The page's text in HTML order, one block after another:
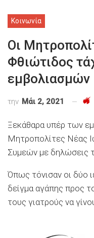
Κοινωνία
Οι
Φθιώτιδος
εμβολιασμών
την Μάι 2, 2021
Ξεκάθαρα υπέρ των
Μητροπολίτες Νέας
Συμεών με δηλώσεις
Όπως τόνισαν οι δύο
δείγμα αγάπης προς
τους γιατρούς να